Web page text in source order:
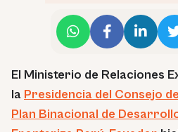
El Ministerio de Relaciones
la Presidencia del Consejo
Plan Binacional de